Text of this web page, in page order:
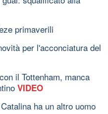
primaverili
per l'acconciatura del
il Tottenham, manca
VIDEO
ha un altro uomo